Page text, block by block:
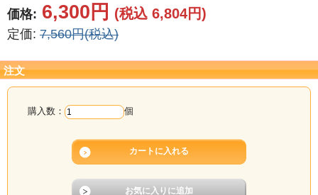
カタログ
価格: 6,300円 (税込 6,804円)
定価: 7,560円(税込)
注文
購入数： 個